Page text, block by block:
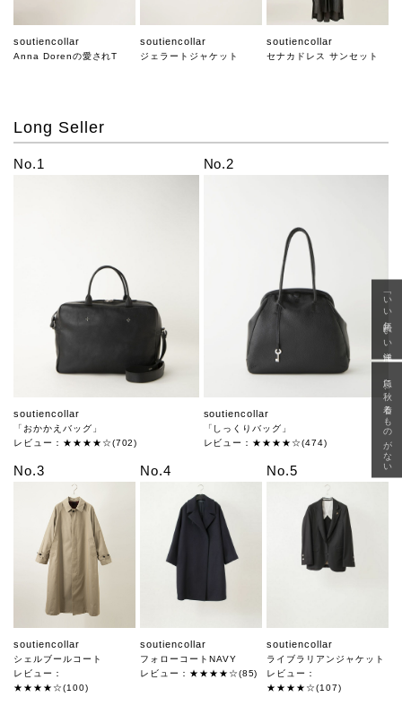
soutiencollar
Anna Dorenの愛されT
soutiencollar
ジェラートジャケット
soutiencollar
セナカドレス サンセット
Long Seller
No.1
soutiencollar
「おかかえバッグ」
レビュー：★★★★☆(702)
No.2
soutiencollar
「しっくりバッグ」
レビュー：★★★★☆(474)
No.3
soutiencollar
シェルブールコート
レビュー：
★★★★☆(100)
No.4
soutiencollar
フォローコートNAVY
レビュー：★★★★☆(85)
No.5
soutiencollar
ライブラリアンジャケット
レビュー：
★★★★☆(107)
「いい年齢 いい洋服」
急に秋、着るものがない